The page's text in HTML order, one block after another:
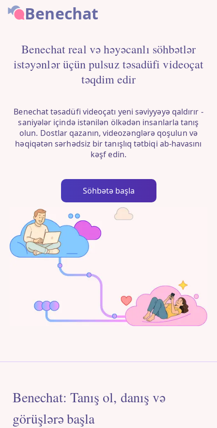
Benechat
Benechat real və həyəcanlı söhbətlər
istəyənlər üçün pulsuz təsadüfi videoçat
təqdim edir
Benechat təsadüfi videoçatı yeni səviyyəyə qaldırır -
saniyələr içində istənilən ölkədən insanlarla tanış
olun. Dostlar qazanın, videozənglərə qoşulun və
həqiqətən sərhədsiz bir tanışlıq tətbiqi ab-havasını
kəşf edin.
Söhbətə başla
Benechat: Tanış ol, danış və
görüşlərə başla